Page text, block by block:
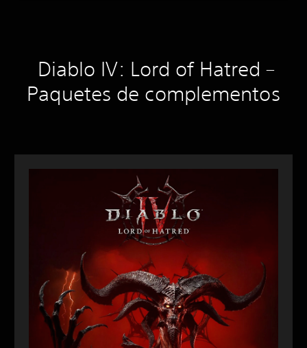
Diablo IV: Lord of Hatred –
Paquetes de complementos